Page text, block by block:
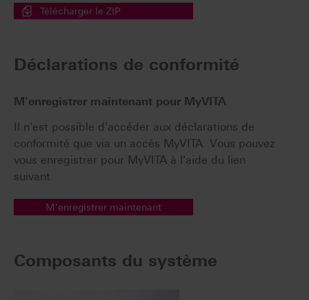
Télécharger le ZIP
Déclarations de conformité
M'enregistrer maintenant pour MyVITA
Il n'est possible d'accéder aux déclarations de
conformité que via un accès MyVITA. Vous pouvez
vous enregistrer pour MyVITA à l'aide du lien
suivant.
M'enregistrer maintenant
Composants du système